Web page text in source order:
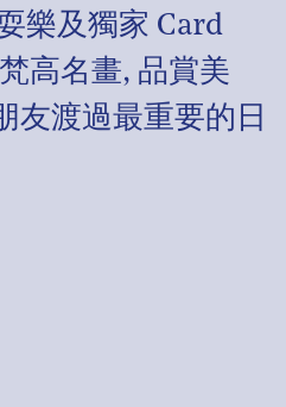
樂及獨家 Card
高名畫, 品賞美
友渡過最重要的日